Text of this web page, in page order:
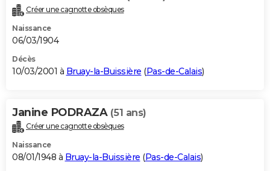
Créer une cagnotte obsèques
Naissance
06/03/1904
Décès
10/03/2001 à Bruay-la-Buissière (Pas-de-Calais)
Janine PODRAZA (51 ans)
Créer une cagnotte obsèques
Naissance
08/01/1948 à Bruay-la-Buissière (Pas-de-Calais)